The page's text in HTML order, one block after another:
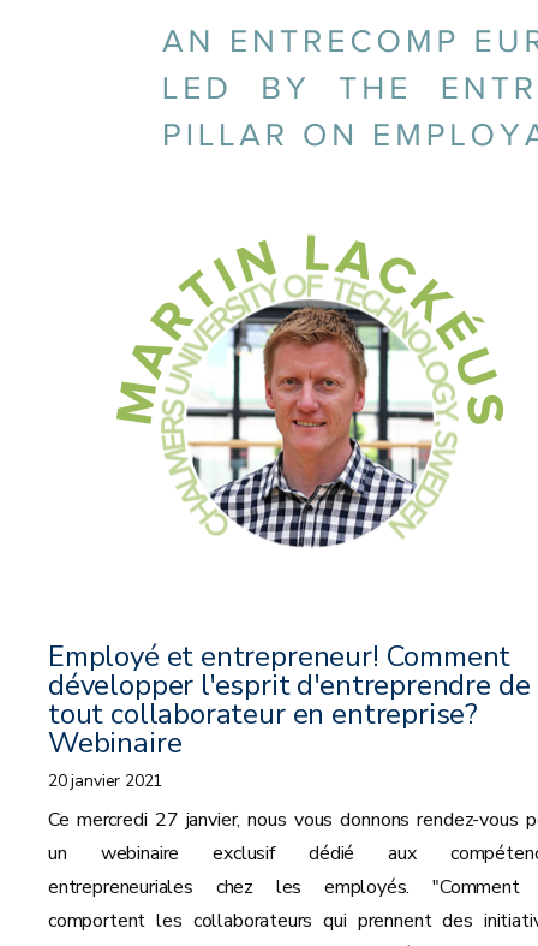
Employé et entrepreneur! Comment
développer l'esprit d'entreprendre de
tout collaborateur en entreprise?
Webinaire
20 janvier 2021
Ce mercredi 27 janvier, nous vous donnons rendez-vous
un webinaire exclusif dédié aux
entrepreneuriales chez les employés. "Comment
comportent les collaborateurs qui prennent des